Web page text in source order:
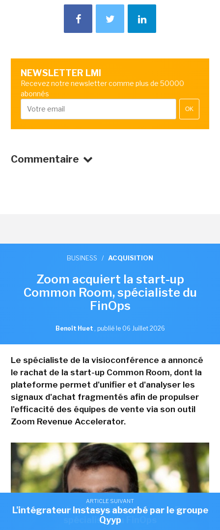
NEWSLETTER LMI
Recevez notre newsletter comme plus de 50000
abonnés
OK
Commentaire
ARTICLE SUIVANT
Zoom acquiert la start-up Common Room,
spécialiste du FinOps
BUSINESS / ACQUISITION
Zoom acquiert la start-up
Common Room, spécialiste du
FinOps
Benoît Huet , publié le 06 Juillet 2026
Le spécialiste de la visioconférence a annoncé
le rachat de la start-up Common Room, dont la
plateforme permet d'unifier et d'analyser les
signaux d'achat fragmentés afin de propulser
l'efficacité des équipes de vente via son outil
Zoom Revenue Accelerator.
ARTICLE SUIVANT
L'intégrateur Instasys absorbé par le groupe
Qyyp